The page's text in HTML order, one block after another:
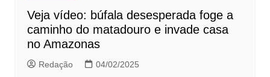
Veja vídeo: búfala desesperada foge a
caminho do matadouro e invade casa
no Amazonas
Redação 04/02/2025